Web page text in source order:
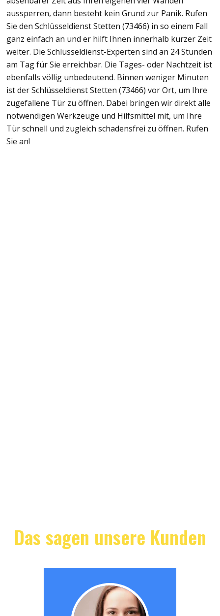
aussperren, dann besteht kein Grund zur Panik. Rufen
Sie den Schlüsseldienst Stetten (73466) in so einem Fall
ganz einfach an und er hilft Ihnen innerhalb kurzer Zeit
weiter. Die Schlüsseldienst-Experten sind an 24 Stunden
am Tag für Sie erreichbar. Die Tages- oder Nachtzeit ist
ebenfalls völlig unbedeutend. Binnen weniger Minuten
ist der Schlüsseldienst Stetten (73466) vor Ort, um Ihre
zugefallene Tür zu öffnen. Dabei bringen wir direkt alle
notwendigen Werkzeuge und Hilfsmittel mit, um Ihre
Tür schnell und zugleich schadensfrei zu öffnen. Rufen
Sie an!
Das sagen unsere Kunden